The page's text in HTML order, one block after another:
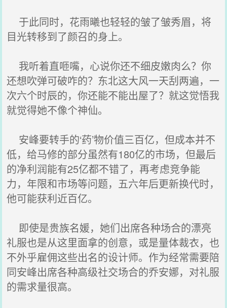
于此同时，花雨曦也轻轻的皱了皱秀眉，将
目光转移到了颜召的身上。
我听着直咂嘴，心说你还不细皮嫩肉么？你
还想吹弹可破咋的？东北这大风一天刮两遍，一
次六个时辰的，你还能不能出屋了？就这觉悟我
就觉得她不像个神仙。
安峰要转手的‘药’物价值三百亿，但成本并不
低，给马修的部分虽然有180亿的市场，但最后
的净利润能有25亿都不错了，再考虑竞争能
力，年限和市场等问题，五六年后更新换代时，
他可能获利近百亿。
即使是贵族名媛，她们出席各种场合的漂亮
礼服也是从这里面拿的创意，或是量体裁衣，也
不外乎雇佣这些出名的设计师。作为经常需要陪
同安峰出席各种高级社交场合的乔安娜，对礼服
的需求量很高。